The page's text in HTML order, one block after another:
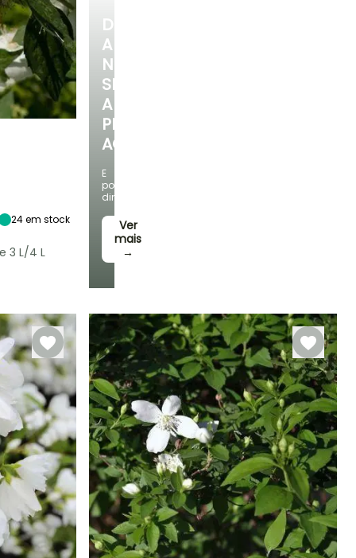
DESCUBRA
A
NOSSA
SELEÇÃO
A
PREÇOS
ACESSÍVEIS
E
poupe
dinheiro!
Ver
mais
→
24em stock
3 L/4 L